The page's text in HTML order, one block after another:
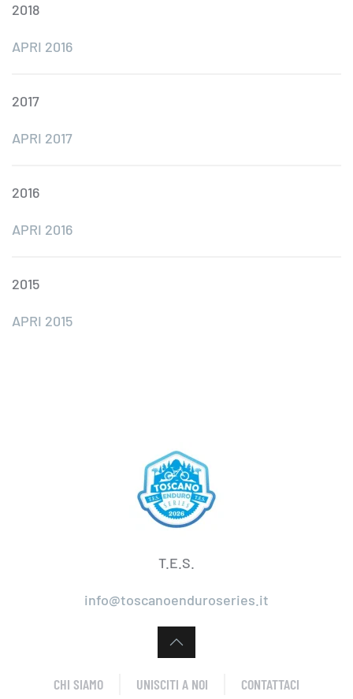
2018
APRI 2016
2017
APRI 2017
2016
APRI 2016
2015
APRI 2015
T.E.S.
info@toscanoenduroseries.it
CHI SIAMO UNISCITI A NOI CONTATTACI